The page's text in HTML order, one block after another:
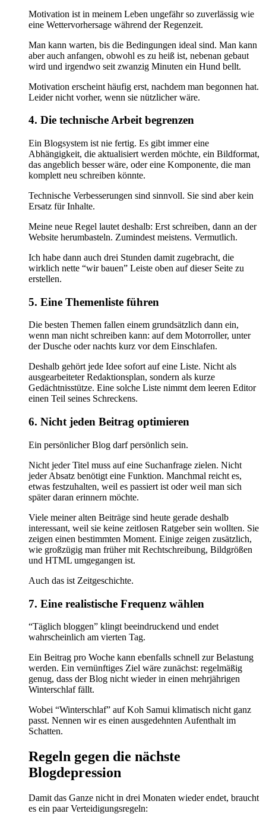
Motivation ist in meinem Leben ungefähr so zuverlässig wie
eine Wettervorhersage während der Regenzeit.
Man kann warten, bis die Bedingungen ideal sind. Man kann
aber auch anfangen, obwohl es zu heiß ist, nebenan gebaut
wird und irgendwo seit zwanzig Minuten ein Hund bellt.
Motivation erscheint häufig erst, nachdem man begonnen hat.
Leider nicht vorher, wenn sie nützlicher wäre.
4. Die technische Arbeit begrenzen
Ein Blogsystem ist nie fertig. Es gibt immer eine
Abhängigkeit, die aktualisiert werden möchte, ein Bildformat,
das angeblich besser wäre, oder eine Komponente, die man
komplett neu schreiben könnte.
Technische Verbesserungen sind sinnvoll. Sie sind aber kein
Ersatz für Inhalte.
Meine neue Regel lautet deshalb: Erst schreiben, dann an der
Website herumbasteln. Zumindest meistens. Vermutlich.
Ich habe dann auch drei Stunden damit zugebracht, die
wirklich nette “wir bauen” Leiste oben auf dieser Seite zu
erstellen.
5. Eine Themenliste führen
Die besten Themen fallen einem grundsätzlich dann ein,
wenn man nicht schreiben kann: auf dem Motorroller, unter
der Dusche oder nachts kurz vor dem Einschlafen.
Deshalb gehört jede Idee sofort auf eine Liste. Nicht als
ausgearbeiteter Redaktionsplan, sondern als kurze
Gedächtnisstütze. Eine solche Liste nimmt dem leeren Editor
einen Teil seines Schreckens.
6. Nicht jeden Beitrag optimieren
Ein persönlicher Blog darf persönlich sein.
Nicht jeder Titel muss auf eine Suchanfrage zielen. Nicht
jeder Absatz benötigt eine Funktion. Manchmal reicht es,
etwas festzuhalten, weil es passiert ist oder weil man sich
später daran erinnern möchte.
Viele meiner alten Beiträge sind heute gerade deshalb
interessant, weil sie keine zeitlosen Ratgeber sein wollten. Sie
zeigen einen bestimmten Moment. Einige zeigen zusätzlich,
wie großzügig man früher mit Rechtschreibung, Bildgrößen
und HTML umgegangen ist.
Auch das ist Zeitgeschichte.
7. Eine realistische Frequenz wählen
“Täglich bloggen” klingt beeindruckend und endet
wahrscheinlich am vierten Tag.
Ein Beitrag pro Woche kann ebenfalls schnell zur Belastung
werden. Ein vernünftiges Ziel wäre zunächst: regelmäßig
genug, dass der Blog nicht wieder in einen mehrjährigen
Winterschlaf fällt.
Wobei “Winterschlaf” auf Koh Samui klimatisch nicht ganz
passt. Nennen wir es einen ausgedehnten Aufenthalt im
Schatten.
Regeln gegen die nächste
Blogdepression
Damit das Ganze nicht in drei Monaten wieder endet, braucht
es ein paar Verteidigungsregeln: